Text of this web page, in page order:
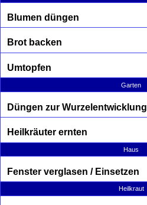
Blumen düngen
Brot backen
Umtopfen
Garten
Düngen zur Wurzelentwicklung
Heilkräuter ernten
Haus
Fenster verglasen / Einsetzen
Heilkraut